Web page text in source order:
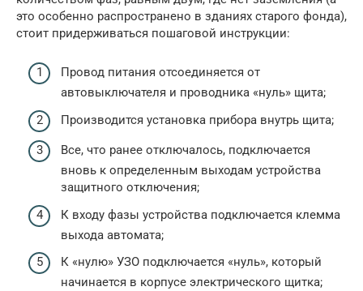
это особенно распространено в зданиях старого фонда),
стоит придерживаться пошаговой инструкции:
Провод питания отсоединяется от
автовыключателя и проводника «нуль» щита;
Производится установка прибора внутрь щита;
Все, что ранее отключалось, подключается
вновь к определенным выходам устройства
защитного отключения;
К входу фазы устройства подключается клемма
выхода автомата;
К «нулю» УЗО подключается «нуль», который
начинается в корпусе электрического щитка;